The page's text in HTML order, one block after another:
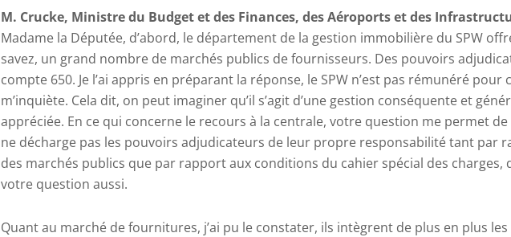
M. Crucke, Ministre du Budget et des Finances, des Aéroports et des
Madame la Députée, d’abord, le département de la gestion immobilière du SPW
savez, un grand nombre de marchés publics de fournisseurs. Des pouvoirs
compte 650. Je l’ai appris en préparant la réponse, le SPW n’est pas rémunéré pour
m’inquiète. Cela dit, on peut imaginer qu’il s’agit d’une gestion conséquente et
appréciée. En ce qui concerne le recours à la centrale, votre question me permet
ne décharge pas les pouvoirs adjudicateurs de leur propre responsabilité tant par
des marchés publics que par rapport aux conditions du cahier spécial des charges,
votre question aussi.
Quant au marché de fournitures, j’ai pu le constater, ils intègrent de plus en plus